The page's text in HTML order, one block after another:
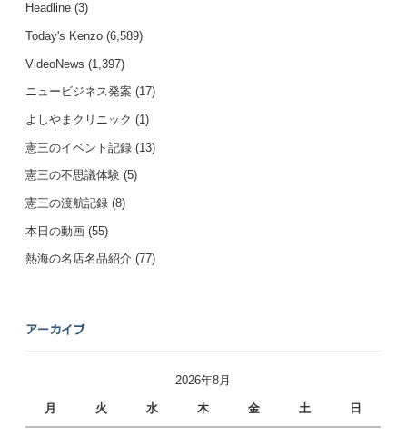
Headline (3)
Today's Kenzo (6,589)
VideoNews (1,397)
ニュービジネス発案 (17)
よしやまクリニック (1)
憲三のイベント記録 (13)
憲三の不思議体験 (5)
憲三の渡航記録 (8)
本日の動画 (55)
熱海の名店名品紹介 (77)
アーカイブ
2026年8月
月 火 水 木 金 土 日